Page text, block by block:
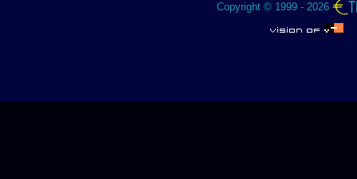
Copyright © 1999 - 2026